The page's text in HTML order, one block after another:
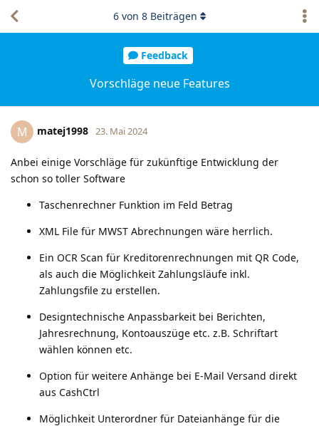
Feedback
Vorschläge neue Features
6von 8Beiträgen
M matej1998 23. Mai 2024
Anbei einige Vorschläge für zukünftige Entwicklung der
schon so toller Software
Taschenrechner Funktion im Feld Betrag
XML File für MWST Abrechnungen wäre herrlich.
Ein OCR Scan für Kreditorenrechnungen mit QR Code,
als auch die Möglichkeit Zahlungsläufe inkl.
Zahlungsfile zu erstellen.
Designtechnische Anpassbarkeit bei Berichten,
Jahresrechnung, Kontoauszüge etc. z.B. Schriftart
wählen können etc.
Option für weitere Anhänge bei E-Mail Versand direkt
aus CashCtrl
Möglichkeit Unterordner für Dateianhänge für die